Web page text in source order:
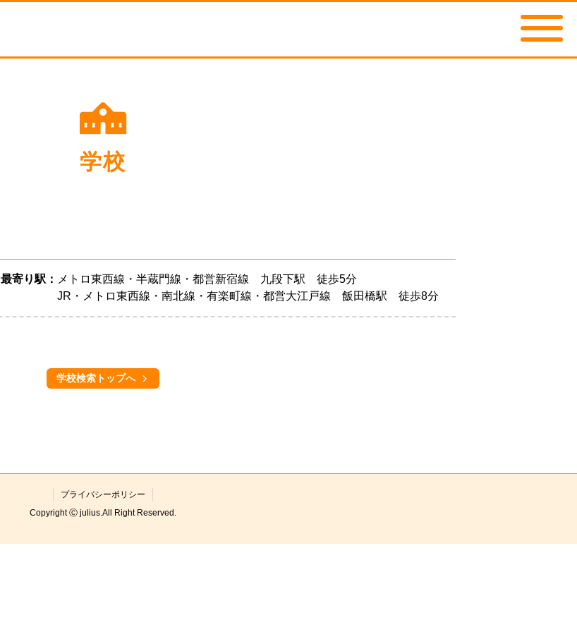
学校
最寄り駅： メトロ東西線・半蔵門線・都営新宿線 九段下駅 徒歩5分
JR・メトロ東西線・南北線・有楽町線・都営大江戸線 飯田橋駅 徒歩8分
学校検索トップへ
プライバシーポリシー
Copyright Ⓒ julius.All Right Reserved.